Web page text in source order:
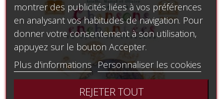
montrer des publicités liées à vos préférences
en analysant vos habitudes de navigation. Pour
donner votre consentement à son utilisation,
appuyez sur le bouton Accepter.
Plus d'informations
Personnaliser les cookies
REJETER TOUT